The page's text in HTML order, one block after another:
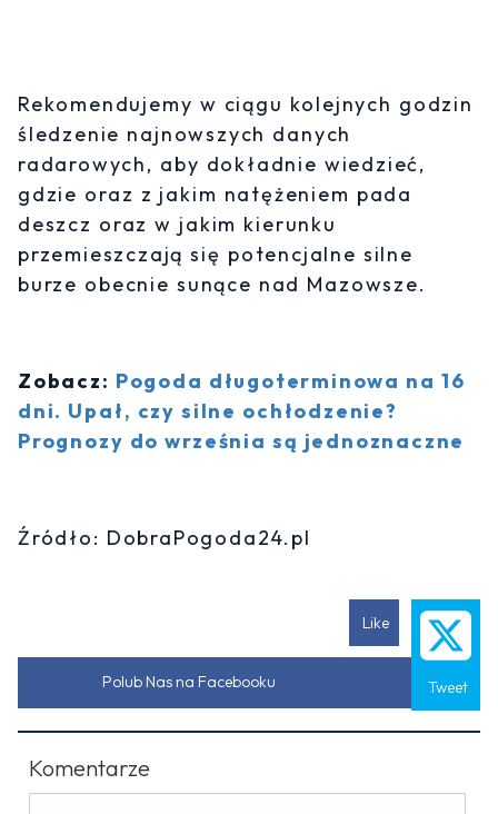
Rekomendujemy w ciągu kolejnych godzin
śledzenie najnowszych danych
radarowych, aby dokładnie wiedzieć,
gdzie oraz z jakim natężeniem pada
deszcz oraz w jakim kierunku
przemieszczają się potencjalne silne
burze obecnie sunące nad Mazowsze.
Zobacz: Pogoda długoterminowa na 16
dni. Upał, czy silne ochłodzenie?
Prognozy do września są jednoznaczne
Źródło: DobraPogoda24.pl
Like
Tweet
Polub Nas na Facebooku
Komentarze